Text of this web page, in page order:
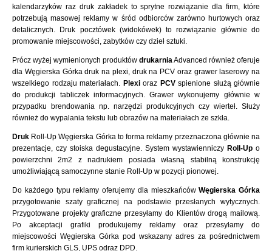
kalendarzyków raz druk zakładek to sprytne rozwiązanie dla firm, które
potrzebują masowej reklamy w śród odbiorców zarówno hurtowych oraz
detalicznych. Druk pocztówek (widokówek) to rozwiązanie głównie do
promowanie miejscowości, zabytków czy dzieł sztuki.
Prócz wyżej wymienionych produktów drukarniaAdvanced również oferuje
dla Węgierska Górka druk na plexi, druk na PCV oraz grawer laserowy na
wszelkiego rodzaju materiałach. Plexioraz PCVspienione służą głównie
do produkcji tabliczek informacyjnych. Grawer wykonujemy głównie w
przypadku brendowania np. narzędzi produkcyjnych czy wierteł. Służy
również do wypalania tekstu lub obrazów na materiałach ze szkła.
Druk Roll-Up Węgierska Górka to forma reklamy przeznaczona głównie na
prezentacje, czy stoiska degustacyjne. System wystawienniczy Roll-Up o
powierzchni 2m2 z nadrukiem posiada własną stabilną konstrukcję
umożliwiającą samoczynne stanie Roll-Up w pozycji pionowej.
Do każdego typu reklamy oferujemy dla mieszkańcówWęgierska Górka
przygotowanie szaty graficznej na podstawie przesłanych wytycznych.
Przygotowane projekty graficzne przesyłamy do Klientów drogą mailową.
Po akceptacji grafiki produkujemy reklamy oraz przesyłamy do
miejscowości Węgierska Górka pod wskazany adres za pośrednictwem
firm kurierskich GLS, UPS odraz DPD.